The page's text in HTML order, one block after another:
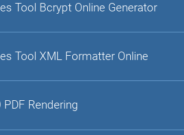
Tool Bcrypt Online Generator
Tool XML Formatter Online
PDF Rendering